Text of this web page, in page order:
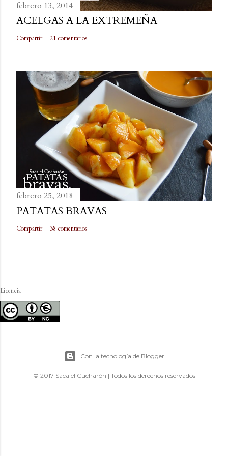
febrero 13, 2014
ACELGAS A LA EXTREMEÑA
Compartir 21 comentarios
febrero 25, 2018
PATATAS BRAVAS
Compartir 38 comentarios
Licencia
Con la tecnología de Blogger
© 2017 Saca el Cucharón | Todos los derechos reservados